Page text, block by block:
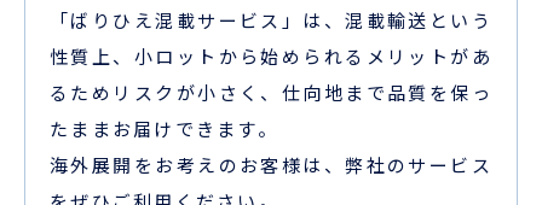
「ばりひえ混載サービス」は、混載輸送という
性質上、小ロットから始められるメリットがあ
るためリスクが小さく、仕向地まで品質を保っ
たままお届けできます。
海外展開をお考えのお客様は、弊社のサービス